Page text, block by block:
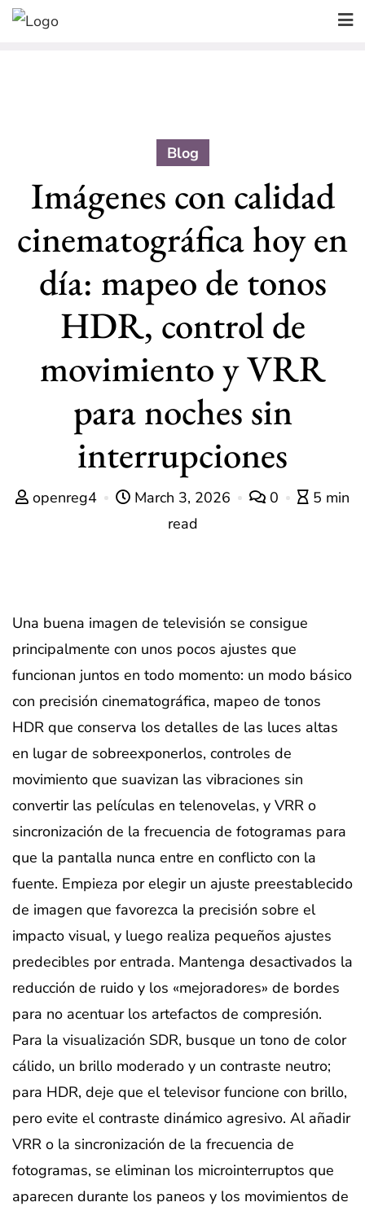
Skip
Blog
Imágenes con calidad
cinematográfica hoy en
día: mapeo de tonos
HDR, control de
movimiento y VRR
para noches sin
interrupciones
openreg4 March 3, 2026 0
5 min
read
Una buena imagen de televisión se consigue
principalmente con unos pocos ajustes que
funcionan juntos en todo momento: un modo básico
con precisión cinematográfica, mapeo de tonos
HDR que conserva los detalles de las luces altas
en lugar de sobreexponerlos, controles de
movimiento que suavizan las vibraciones sin
convertir las películas en telenovelas, y VRR o
sincronización de la frecuencia de fotogramas para
que la pantalla nunca entre en conflicto con la
fuente. Empieza por elegir un ajuste preestablecido
de imagen que favorezca la precisión sobre el
impacto visual, y luego realiza pequeños ajustes
predecibles por entrada. Mantenga desactivados la
reducción de ruido y los «mejoradores» de bordes
para no acentuar los artefactos de compresión.
Para la visualización SDR, busque un tono de color
cálido, un brillo moderado y un contraste neutro;
para HDR, deje que el televisor funcione con brillo,
pero evite el contraste dinámico agresivo. Al añadir
VRR o la sincronización de la frecuencia de
fotogramas, se eliminan los microinterruptos que
aparecen durante los paneos y los movimientos de